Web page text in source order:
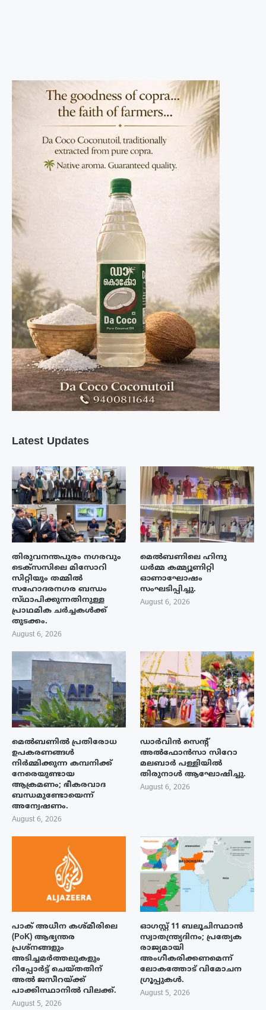
Latest Updates
തിരുവനന്തപുരം നഗരവും
ടെക്‌സസിലെ മിസോറി
സിറ്റിയും തമ്മിൽ
സഹോദരനഗര ബന്ധം
സ്‌ഥാപിക്കുന്നതിനുള്ള
പ്രാഥമിക ചർച്ചകൾക്ക്
തുടക്കം.
August 6, 2026
മെൽബണിലെ ഹിന്ദു
ധർമ്മ കമ്മ്യൂണിറ്റി
ഓണാഘോഷം
സംഘടിപ്പിച്ചു.
August 6, 2026
മെൽബണിൽ പ്രതിരോധ
ഉപകരണങ്ങൾ
നിർമ്മിക്കുന്ന കമ്പനിക്ക്
നേരെയുണ്ടായ
ആക്രമണം; ഭീകരവാദ
ബന്ധമുണ്ടോയെന്ന്
അന്വേഷണം.
August 6, 2026
ഡാർവിൻ സെന്റ്
അൽഫോൻസാ സിറോ
മലബാർ പള്ളിയിൽ
തിരുനാൾ ആഘോഷിച്ചു.
August 6, 2026
പാക് അധീന കശ്മീരിലെ
(PoK) ആഭ്യന്തര
പ്രശ്നങ്ങളും
അടിച്ചമർത്തലുകളും
റിപ്പോർട്ട് ചെയ്തതിന്
അൽ ജസീറയ്‌ക്ക്
പാക്കിസ്ഥാനിൽ വിലക്ക്.
August 5, 2026
ഓഗസ്റ്റ് 11 ബലൂചിസ്ഥാൻ
സ്വാതന്ത്ര്യദിനം; പ്രത്യേക
രാജ്യമായി
അംഗീകരിക്കണമെന്ന്
ലോകത്തോട് വിമോചന
ഗ്രൂപ്പുകൾ.
August 5, 2026